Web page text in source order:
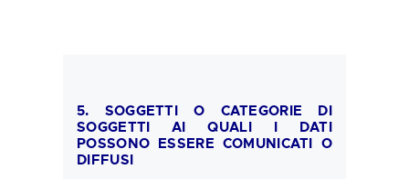
5. SOGGETTI O CATEGORIE DI
SOGGETTI AI QUALI I DATI
POSSONO ESSERE COMUNICATI O
DIFFUSI